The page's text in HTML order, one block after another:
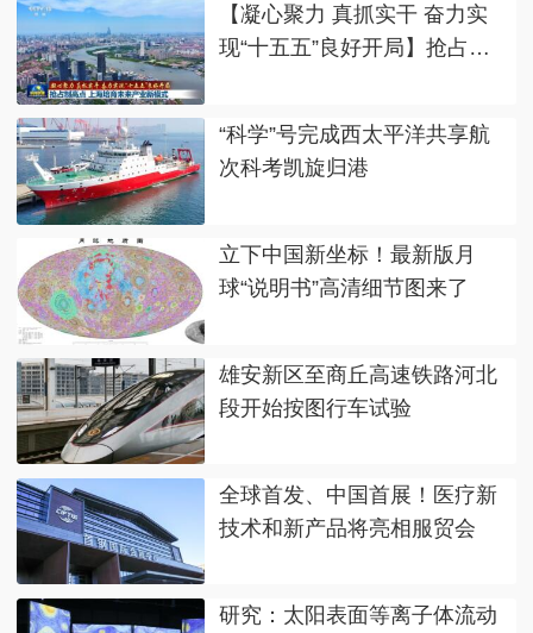
【凝心聚力 真抓实干 奋力实
现“十五五”良好开局】抢占制
“科学”号完成西太平洋共享航
次科考凯旋归港
立下中国新坐标！最新版月
球“说明书”高清细节图来了
雄安新区至商丘高速铁路河北
段开始按图行车试验
全球首发、中国首展！医疗新
技术和新产品将亮相服贸会
研究：太阳表面等离子体流动